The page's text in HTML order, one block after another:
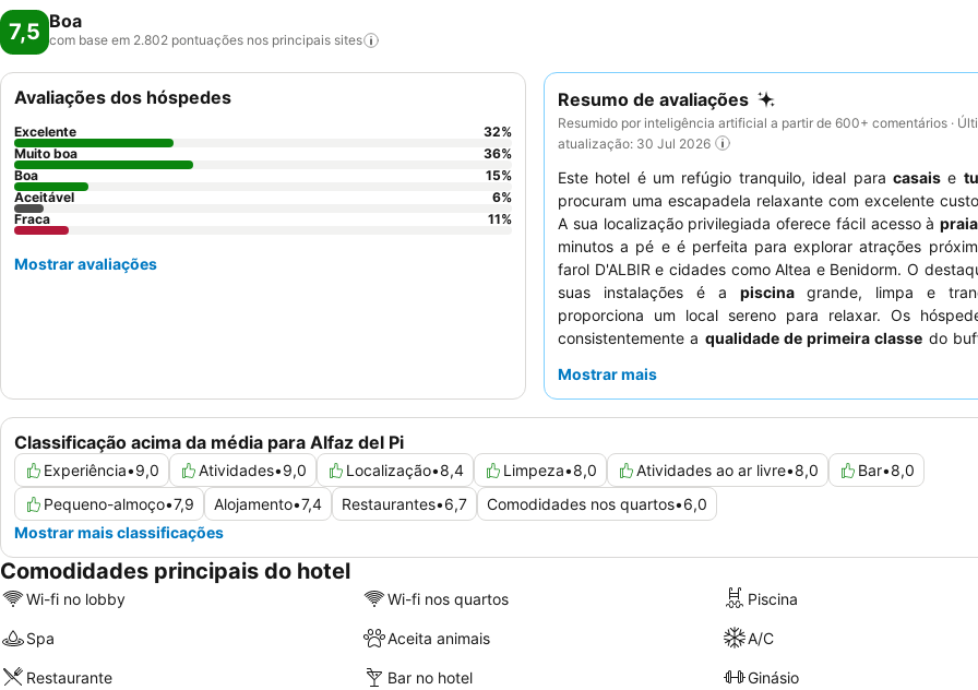
7,5 Boa
com base em 2.802 pontuações nos principais sites
Resumo de avaliações
Resumido por inteligência artificial a partir de 600+ comentários ·
atualização: 30 Jul 2026
Este hotel é um refúgio tranquilo, ideal para casaise
procuram uma escapadela relaxante com excelente
A sua localização privilegiada oferece fácil acesso à praia
minutos a pé e é perfeita para explorar atrações
farol D'ALBIR e cidades como Altea e Benidorm. O
suas instalações é a piscinagrande, limpa e
proporciona um local sereno para relaxar. Os
consistentemente a qualidade de primeira classe do
uma experiência mais tranquila, os hóspedes devem
Mostrar mais
Classificação acima da média para Alfaz del Pi
Experiência•9,0 Atividades•9,0 Localização•8,4 Limpeza•8,0 Atividades ao ar livre•8,0 Bar•8,0
Pequeno-almoço•7,9 Alojamento•7,4 Restaurantes•6,7 Comodidades nos quartos•6,0
Mostrar mais classificações
Avaliações dos hóspedes
Excelente 32%
Muito boa
36%
Boa
15%
Aceitável
6%
Fraca
11%
Mostrar avaliações
Comodidades principais do hotel
Wi-fi no lobby Wi-fi nos quartos Piscina
Spa Aceita animais A/C
Restaurante Bar no hotel
Ginásio